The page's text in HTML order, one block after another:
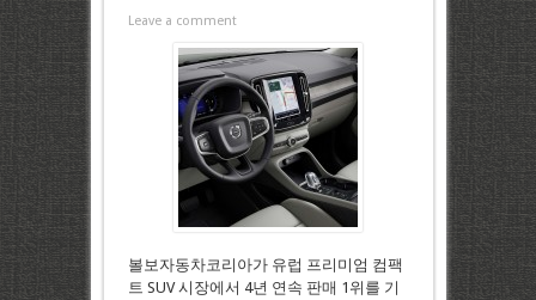
Leave a comment
볼보자동차코리아가 유럽 프리미엄 컴팩
트 SUV 시장에서 4년 연속 판매 1위를 기